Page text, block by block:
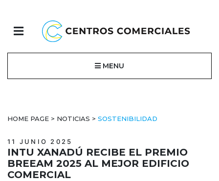
MENU
HOME PAGE > NOTICIAS > SOSTENIBILIDAD
11 JUNIO 2025
INTU XANADÚ RECIBE EL PREMIO
BREEAM 2025 AL MEJOR EDIFICIO
COMERCIAL